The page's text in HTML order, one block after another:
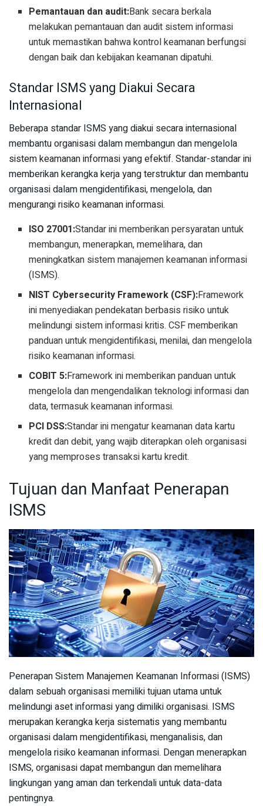
Pemantauan dan audit:Bank secara berkala
melakukan pemantauan dan audit sistem informasi
untuk memastikan bahwa kontrol keamanan berfungsi
dengan baik dan kebijakan keamanan dipatuhi.
Standar ISMS yang Diakui Secara
Internasional
Beberapa standar ISMS yang diakui secara internasional
membantu organisasi dalam membangun dan mengelola
sistem keamanan informasi yang efektif. Standar-standar ini
memberikan kerangka kerja yang terstruktur dan membantu
organisasi dalam mengidentifikasi, mengelola, dan
mengurangi risiko keamanan informasi.
ISO 27001:Standar ini memberikan persyaratan untuk
membangun, menerapkan, memelihara, dan
meningkatkan sistem manajemen keamanan informasi
(ISMS).
NIST Cybersecurity Framework (CSF):Framework
ini menyediakan pendekatan berbasis risiko untuk
melindungi sistem informasi kritis. CSF memberikan
panduan untuk mengidentifikasi, menilai, dan mengelola
risiko keamanan informasi.
COBIT 5:Framework ini memberikan panduan untuk
mengelola dan mengendalikan teknologi informasi dan
data, termasuk keamanan informasi.
PCI DSS:Standar ini mengatur keamanan data kartu
kredit dan debit, yang wajib diterapkan oleh organisasi
yang memproses transaksi kartu kredit.
Tujuan dan Manfaat Penerapan
ISMS
Penerapan Sistem Manajemen Keamanan Informasi (ISMS)
dalam sebuah organisasi memiliki tujuan utama untuk
melindungi aset informasi yang dimiliki organisasi. ISMS
merupakan kerangka kerja sistematis yang membantu
organisasi dalam mengidentifikasi, menganalisis, dan
mengelola risiko keamanan informasi. Dengan menerapkan
ISMS, organisasi dapat membangun dan memelihara
lingkungan yang aman dan terkendali untuk data-data
pentingnya.